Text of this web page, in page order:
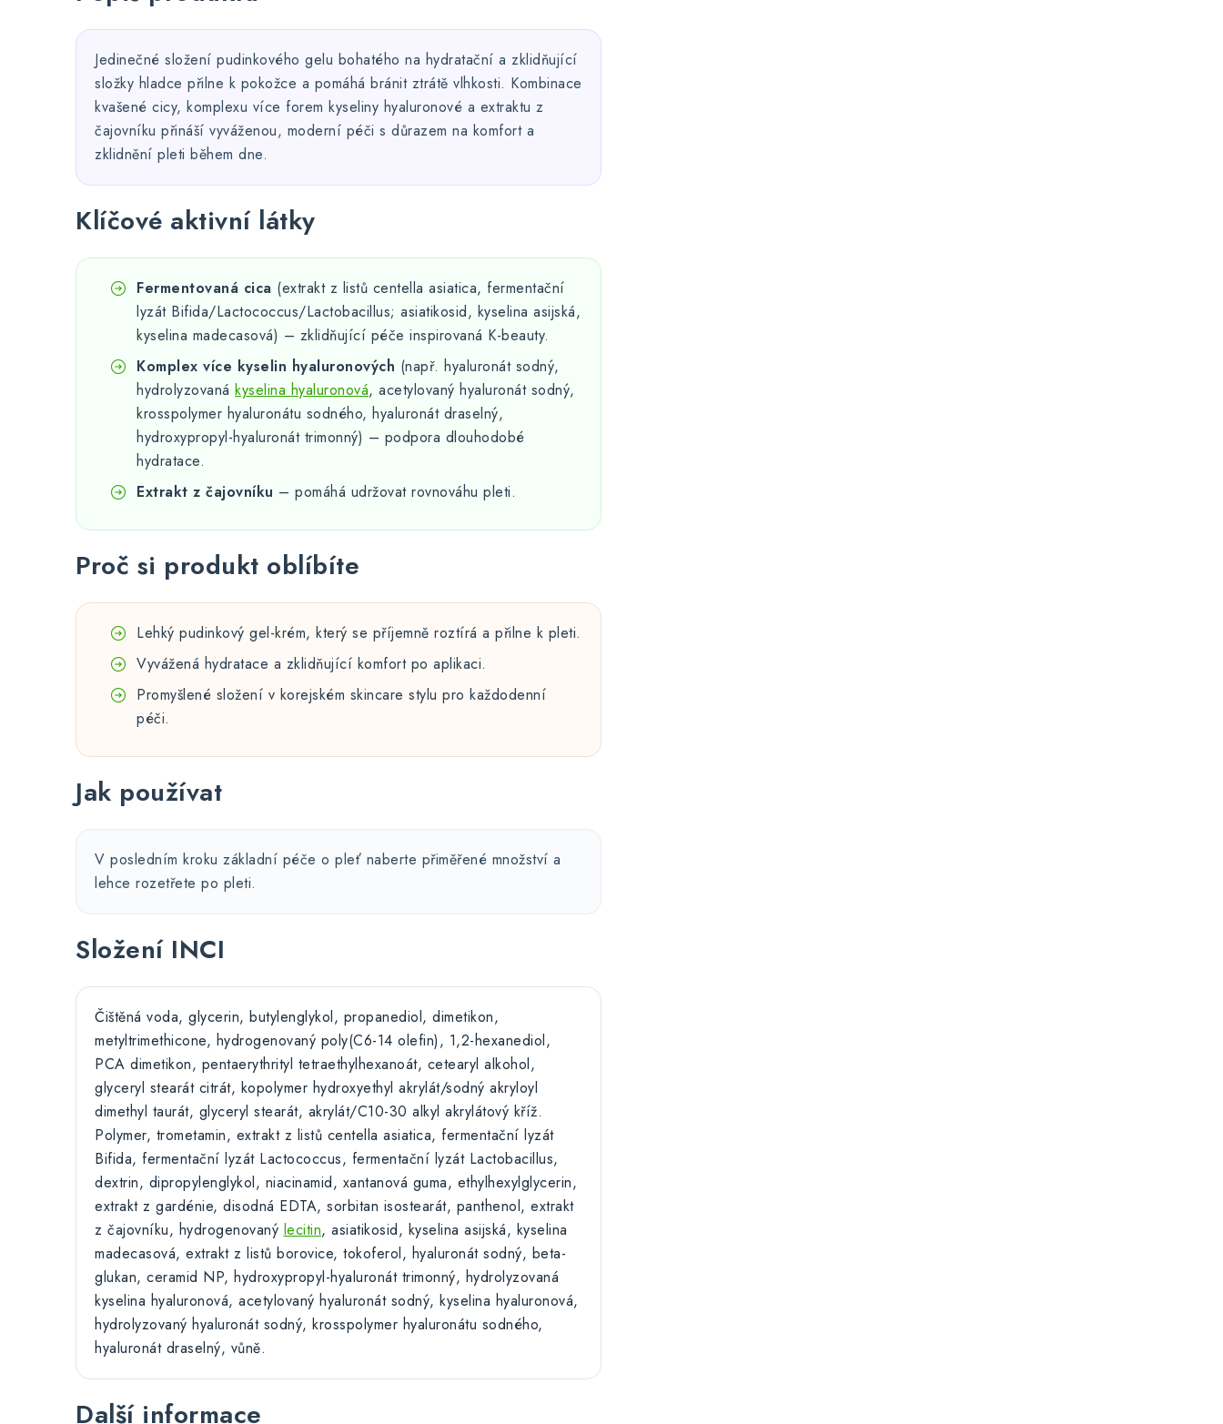
Jedinečné složení pudinkového gelu bohatého na hydratační a zklidňující
složky hladce přilne k pokožce a pomáhá bránit ztrátě vlhkosti. Kombinace
kvašené cicy, komplexu více forem kyseliny hyaluronové a extraktu z
čajovníku přináší vyváženou, moderní péči s důrazem na komfort a
zklidnění pleti během dne.
Klíčové aktivní látky
Fermentovaná cica (extrakt z listů centella asiatica, fermentační
lyzát Bifida/Lactococcus/Lactobacillus; asiatikosid, kyselina asijská,
kyselina madecasová) – zklidňující péče inspirovaná K-beauty.
Komplex více kyselin hyaluronových (např. hyaluronát sodný,
hydrolyzovaná kyselina hyaluronová, acetylovaný hyaluronát sodný,
krosspolymer hyaluronátu sodného, hyaluronát draselný,
hydroxypropyl-hyaluronát trimonný) – podpora dlouhodobé
hydratace.
Extrakt z čajovníku – pomáhá udržovat rovnováhu pleti.
Proč si produkt oblíbíte
Lehký pudinkový gel-krém, který se příjemně roztírá a přilne k pleti.
Vyvážená hydratace a zklidňující komfort po aplikaci.
Promyšlené složení v korejském skincare stylu pro každodenní
péči.
Jak používat
V posledním kroku základní péče o pleť naberte přiměřené množství a
lehce rozetřete po pleti.
Složení INCI
Čištěná voda, glycerin, butylenglykol, propanediol, dimetikon,
metyltrimethicone, hydrogenovaný poly(C6-14 olefin), 1,2-hexanediol,
PCA dimetikon, pentaerythrityl tetraethylhexanoát, cetearyl alkohol,
glyceryl stearát citrát, kopolymer hydroxyethyl akrylát/sodný akryloyl
dimethyl taurát, glyceryl stearát, akrylát/C10-30 alkyl akrylátový kříž.
Polymer, trometamin, extrakt z listů centella asiatica, fermentační lyzát
Bifida, fermentační lyzát Lactococcus, fermentační lyzát Lactobacillus,
dextrin, dipropylenglykol, niacinamid, xantanová guma, ethylhexylglycerin,
extrakt z gardénie, disodná EDTA, sorbitan isostearát, panthenol, extrakt
z čajovníku, hydrogenovaný lecitin, asiatikosid, kyselina asijská, kyselina
madecasová, extrakt z listů borovice, tokoferol, hyaluronát sodný, beta-
glukan, ceramid NP, hydroxypropyl-hyaluronát trimonný, hydrolyzovaná
kyselina hyaluronová, acetylovaný hyaluronát sodný, kyselina hyaluronová,
hydrolyzovaný hyaluronát sodný, krosspolymer hyaluronátu sodného,
hyaluronát draselný, vůně.
Další informace